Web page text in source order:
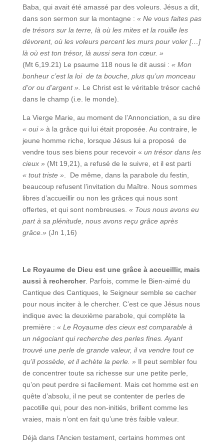
Baba, qui avait été amassé par des voleurs. Jésus a dit,
dans son sermon sur la montagne : « Ne vous faites pas
de trésors sur la terre, là où les mites et la rouille les
dévorent, où les voleurs percent les murs pour voler […]
là où est ton trésor, là aussi sera ton cœur. »
(Mt 6,19.21) Le psaume 118 nous le dit aussi : « Mon
bonheur c’est la loi de ta bouche, plus qu’un monceau
d’or ou d’argent ». Le Christ est le véritable trésor caché
dans le champ (i.e. le monde).
La Vierge Marie, au moment de l’Annonciation, a su dire
« oui » à la grâce qui lui était proposée. Au contraire, le
jeune homme riche, lorsque Jésus lui a proposé de
vendre tous ses biens pour recevoir « un trésor dans les
cieux » (Mt 19,21), a refusé de le suivre, et il est parti
« tout triste » . De même, dans la parabole du festin,
beaucoup refusent l’invitation du Maître. Nous sommes
libres d’accueillir ou non les grâces qui nous sont
offertes, et qui sont nombreuses. « Tous nous avons eu
part à sa plénitude, nous avons reçu grâce après
grâce.» (Jn 1,16)
Le Royaume de Dieu est une grâce à accueillir, mais
aussi à rechercher. Parfois, comme le Bien-aimé du
Cantique des Cantiques, le Seigneur semble se cacher
pour nous inciter à le chercher. C’est ce que Jésus nous
indique avec la deuxième parabole, qui complète la
première : « Le Royaume des cieux est comparable à
un négociant qui recherche des perles fines. Ayant
trouvé une perle de grande valeur, il va vendre tout ce
qu’il possède, et il achète la perle. » Il peut sembler fou
de concentrer toute sa richesse sur une petite perle,
qu’on peut perdre si facilement. Mais cet homme est en
quête d’absolu, il ne peut se contenter de perles de
pacotille qui, pour des non-initiés, brillent comme les
vraies, mais n’ont en fait qu’une très faible valeur.
Déjà dans l’Ancien testament, certains hommes ont